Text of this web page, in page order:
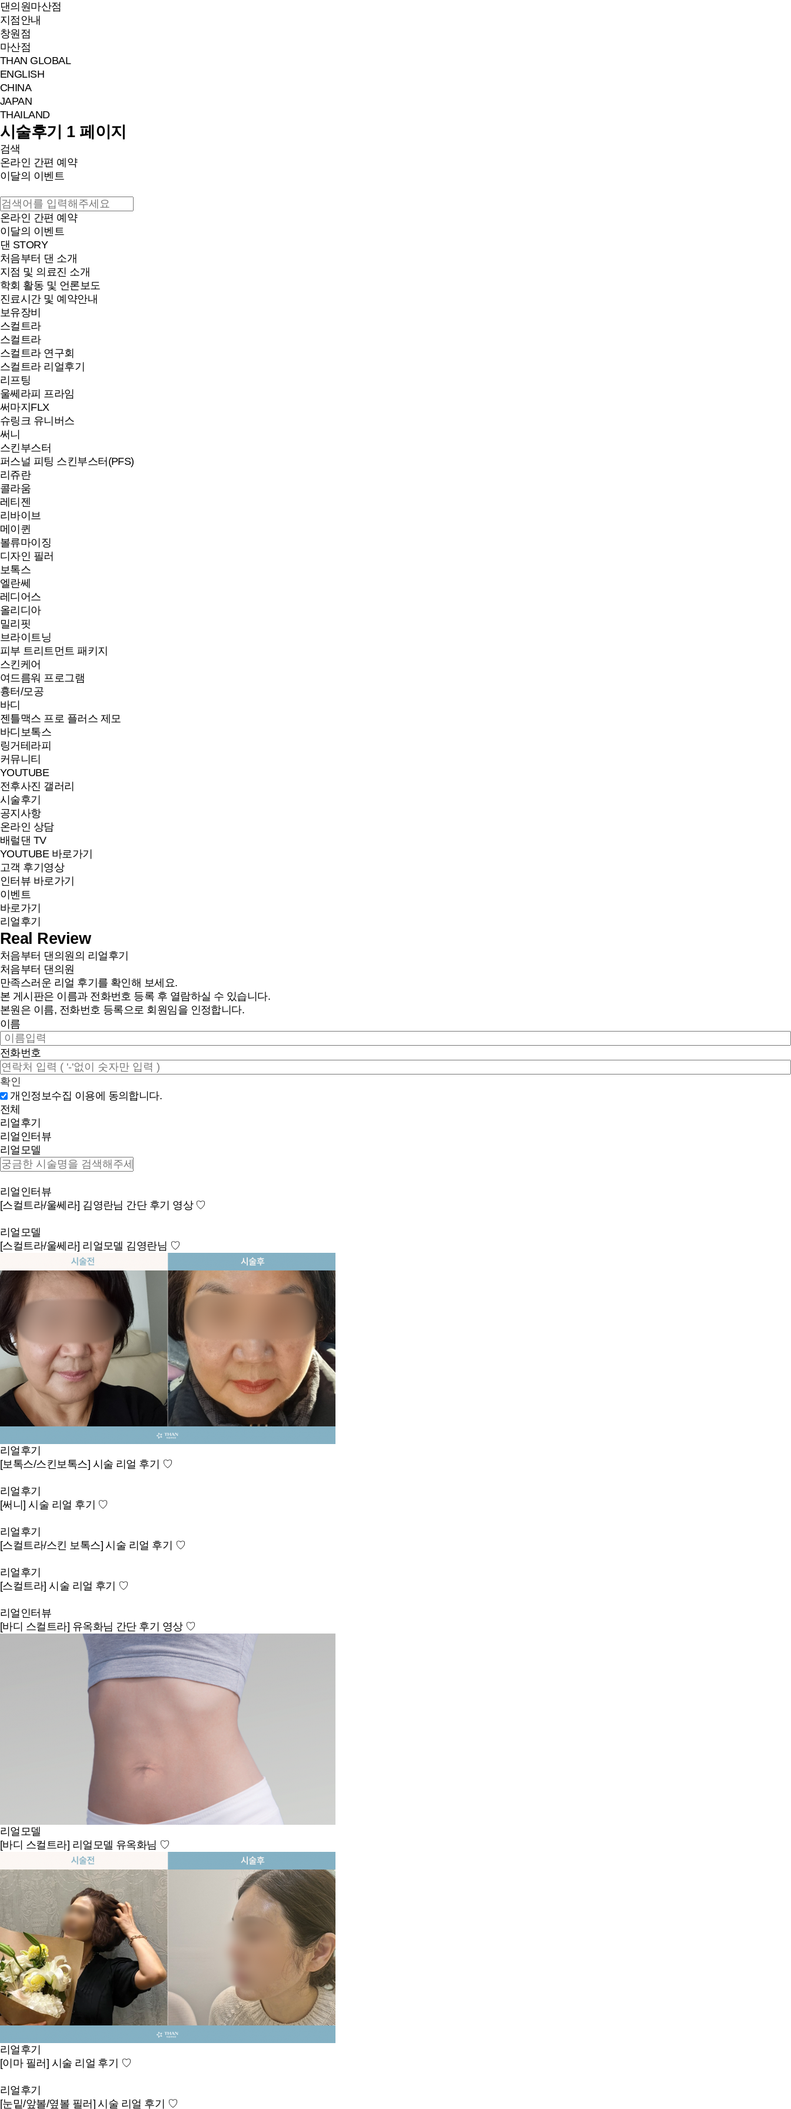
댄의원마산점
지점안내
창원점
마산점
THAN GLOBAL
ENGLISH
CHINA
JAPAN
THAILAND
시술후기 1 페이지
검색
온라인 간편 예약
이달의 이벤트
온라인 간편 예약
이달의 이벤트
댄 STORY
처음부터 댄 소개
지점 및 의료진 소개
학회 활동 및 언론보도
진료시간 및 예약안내
보유장비
스컬트라
스컬트라
스컬트라 연구회
스컬트라 리얼후기
리프팅
울쎄라피 프라임
써마지FLX
슈링크 유니버스
써니
스킨부스터
퍼스널 피팅 스킨부스터(PFS)
리쥬란
콜라움
레티젠
리바이브
메이퀸
볼류마이징
디자인 필러
보톡스
엘란쎄
레디어스
올리디아
밀리핏
브라이트닝
피부 트리트먼트 패키지
스킨케어
여드름워 프로그램
흉터/모공
바디
젠틀맥스 프로 플러스 제모
바디보톡스
링거테라피
커뮤니티
YOUTUBE
전후사진 갤러리
시술후기
공지사항
온라인 상담
배럴댄 TV
YOUTUBE 바로가기
고객 후기영상
인터뷰 바로가기
이벤트
바로가기
리얼후기
Real Review
처음부터 댄의원의 리얼후기
처음부터 댄의원
만족스러운 리얼 후기를 확인해 보세요.
본 게시판은 이름과 전화번호 등록 후 열람하실 수 있습니다.
본원은 이름, 전화번호 등록으로 회원임을 인정합니다.
이름
전화번호
확인
개인정보수집 이용에 동의합니다.
전체
리얼후기
리얼인터뷰
리얼모델
리얼인터뷰
[스컬트라/울쎄라] 김영란님 간단 후기 영상 ♡
리얼모델
[스컬트라/울쎄라] 리얼모델 김영란님 ♡
리얼후기
[보톡스/스킨보톡스] 시술 리얼 후기 ♡
리얼후기
[써니] 시술 리얼 후기 ♡
리얼후기
[스컬트라/스킨 보톡스] 시술 리얼 후기 ♡
리얼후기
[스컬트라] 시술 리얼 후기 ♡
리얼인터뷰
[바디 스컬트라] 유옥화님 간단 후기 영상 ♡
리얼모델
[바디 스컬트라] 리얼모델 유옥화님 ♡
리얼후기
[이마 필러] 시술 리얼 후기 ♡
리얼후기
[눈밑/앞볼/옆볼 필러] 시술 리얼 후기 ♡